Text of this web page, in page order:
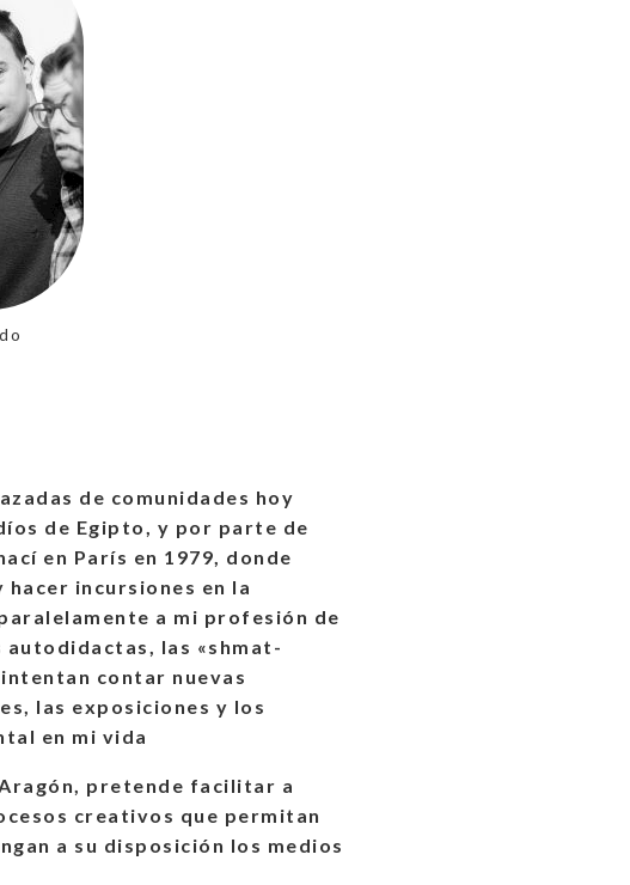
de comunidades hoy
de Egipto, y por parte de
en París en 1979, donde
incursiones en la
a mi profesión de
las «shmat-
contar nuevas
las exposiciones y los
en mi vida
pretende facilitar a
creativos que permitan
a su disposición los medios